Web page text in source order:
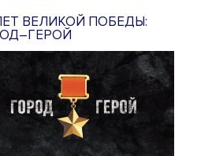
ВЕЛИКОЙ ПОБЕДЫ: